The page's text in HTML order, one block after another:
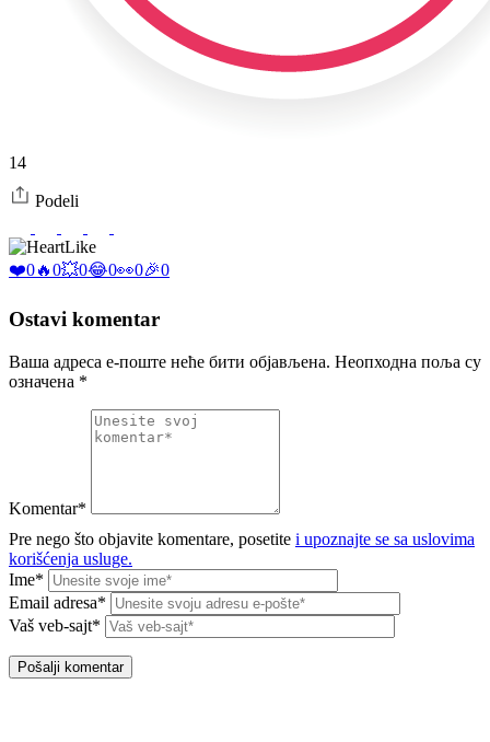
14
Podeli
Like
❤️0🔥0💥0😂0👀0🎉0
Ostavi komentar
Ваша адреса е-поште неће бити објављена. Неопходна поља су
означена *
Komentar*
Pre nego što objavite komentare, posetite i upoznajte se sa uslovima
korišćenja usluge.
Ime*
Email adresa*
Vaš veb-sajt*